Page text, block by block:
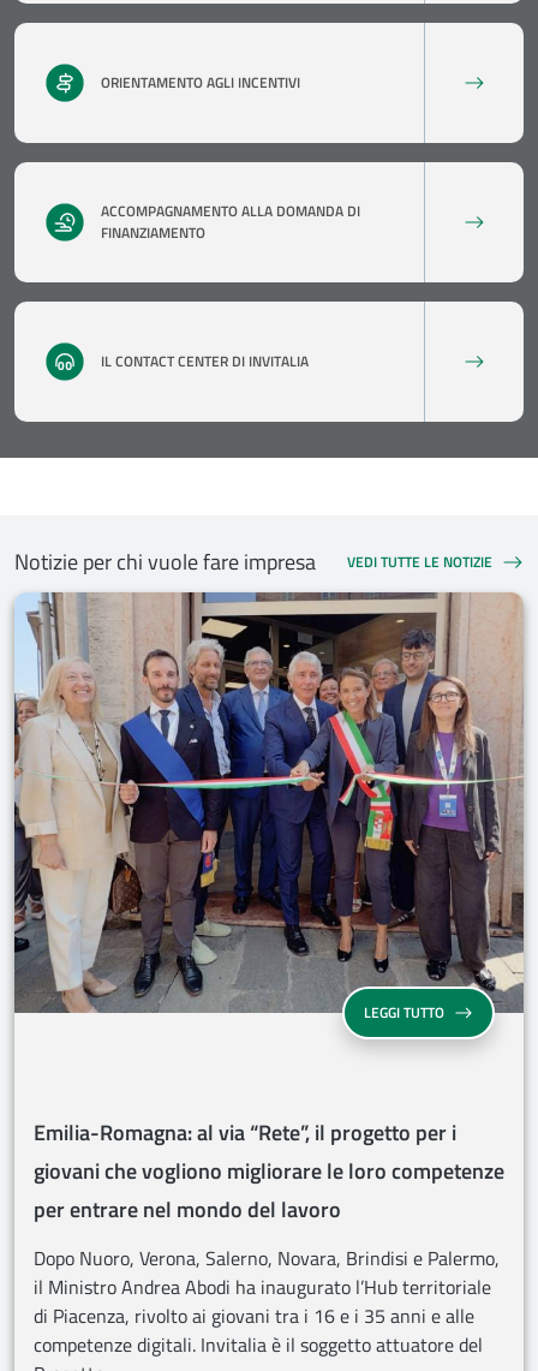
ORIENTAMENTO AGLI INCENTIVI
ACCOMPAGNAMENTO ALLA DOMANDA DI
FINANZIAMENTO
IL CONTACT CENTER DI INVITALIA
Notizie per chi vuole fare impresa VEDI TUTTE LE NOTIZIE
NOTIZIE PER CHI VUOLE
LEGGI TUTTOEMILIA-
Emilia-Romagna: al via “Rete”, il progetto per i
giovani che vogliono migliorare le loro competenze
per entrare nel mondo del lavoro
Dopo Nuoro, Verona, Salerno, Novara, Brindisi e Palermo,
il Ministro Andrea Abodi ha inaugurato l’Hub territoriale
di Piacenza, rivolto ai giovani tra i 16 e i 35 anni e alle
competenze digitali. Invitalia è il soggetto attuatore del